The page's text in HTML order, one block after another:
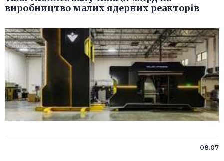
виробництво малих ядерних реакторів
08.07